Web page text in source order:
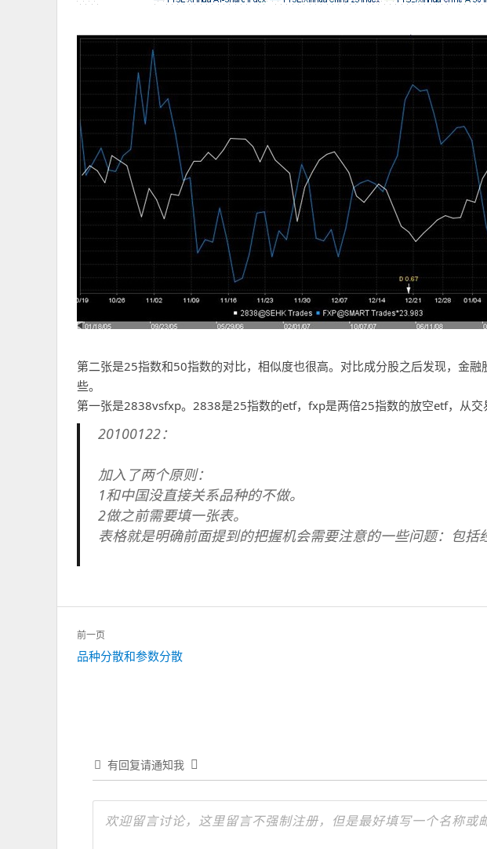
第二张是25指数和50指数的对比，相似度也很高。对比成分股之后发现，金
些。
第一张是2838vsfxp。2838是25指数的etf，fxp是两倍25指数的放空etf，从交
20100122：
加入了两个原则：
1和中国没直接关系品种的不做。
2做之前需要填一张表。
表格就是明确前面提到的把握机会需要注意的一些问题：包括
文
章
导
前一页
上
品种分散和参数分散
有回复请通知我